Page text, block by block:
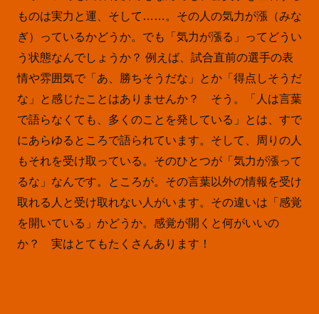
ものは実力と運、そして……。その人の気力が漲（みな
ぎ）っているかどうか。でも「気力が漲る」ってどうい
う状態なんでしょうか？ 例えば、試合直前の選手の表
情や雰囲気で「あ、勝ちそうだな」とか「得点しそうだ
な」と感じたことはありませんか？ そう。「人は言葉
で語らなくても、多くのことを発している」とは、すで
にあらゆるところで語られています。そして、周りの人
もそれを受け取っている。そのひとつが「気力が漲って
るな」なんです。ところが。その言葉以外の情報を受け
取れる人と受け取れない人がいます。その違いは「感覚
を開いている」かどうか。感覚が開くと何がいいの
か？ 実はとてもたくさんあります！